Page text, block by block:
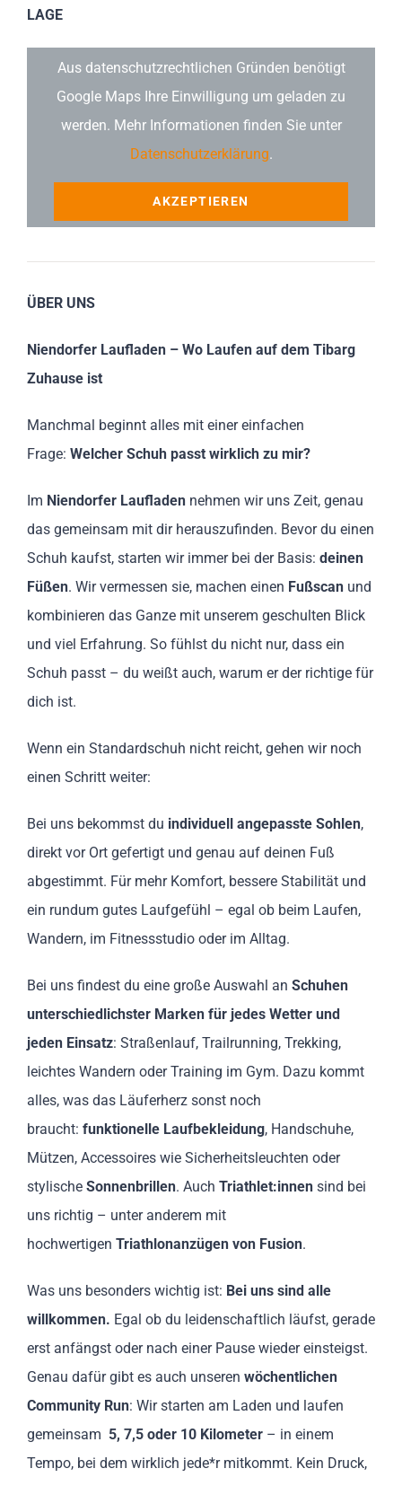
LAGE
Aus datenschutzrechtlichen Gründen benötigt
Google Maps Ihre Einwilligung um geladen zu
werden. Mehr Informationen finden Sie unter
Datenschutzerklärung.
AKZEPTIEREN
ÜBER UNS
Niendorfer Laufladen – Wo Laufen auf dem Tibarg
Zuhause ist
Manchmal beginnt alles mit einer einfachen
Frage: Welcher Schuh passt wirklich zu mir?
Im Niendorfer Laufladennehmen wir uns Zeit, genau
das gemeinsam mit dir herauszufinden. Bevor du einen
Schuh kaufst, starten wir immer bei der Basis: deinen
Füßen. Wir vermessen sie, machen einen Fußscanund
kombinieren das Ganze mit unserem geschulten Blick
und viel Erfahrung. So fühlst du nicht nur, dass ein
Schuh passt – du weißt auch, warum er der richtige für
dich ist.
Wenn ein Standardschuh nicht reicht, gehen wir noch
einen Schritt weiter:
Bei uns bekommst du individuell angepasste Sohlen,
direkt vor Ort gefertigt und genau auf deinen Fuß
abgestimmt. Für mehr Komfort, bessere Stabilität und
ein rundum gutes Laufgefühl – egal ob beim Laufen,
Wandern, im Fitnessstudio oder im Alltag.
Bei uns findest du eine große Auswahl an Schuhen
unterschiedlichster Marken für jedes Wetter und
jeden Einsatz: Straßenlauf, Trailrunning, Trekking,
leichtes Wandern oder Training im Gym. Dazu kommt
alles, was das Läuferherz sonst noch
braucht: funktionelle Laufbekleidung, Handschuhe,
Mützen, Accessoires wie Sicherheitsleuchten oder
stylische Sonnenbrillen. Auch Triathlet:innensind bei
uns richtig – unter anderem mit
hochwertigen Triathlonanzügen von Fusion.
Was uns besonders wichtig ist: Bei uns sind alle
willkommen. Egal ob du leidenschaftlich läufst, gerade
erst anfängst oder nach einer Pause wieder einsteigst.
Genau dafür gibt es auch unseren wöchentlichen
Community Run: Wir starten am Laden und laufen
gemeinsam 5, 7,5 oder 10 Kilometer– in einem
Tempo, bei dem wirklich jede*r mitkommt. Kein Druck,